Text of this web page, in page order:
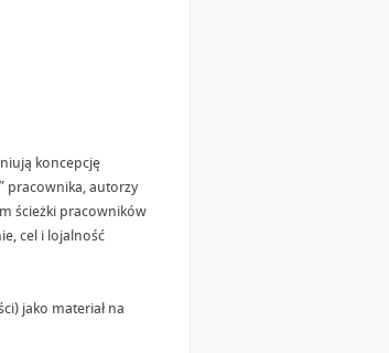
koncepcję
pracownika, autorzy
ścieżki pracowników
cel i lojalność
jako materiał na